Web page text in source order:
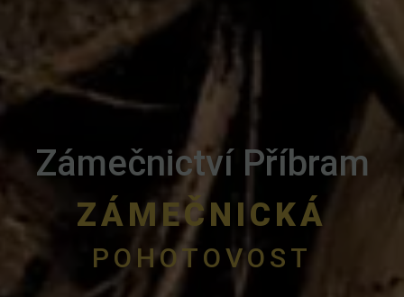
Zámečnictví Příbram
ZÁMEČNICKÁ
POHOTOVOST